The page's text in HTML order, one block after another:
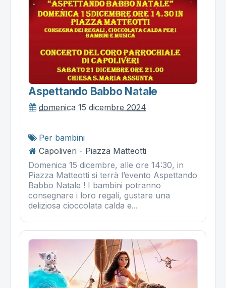
Aspettando Babbo Natale
domenica 15 dicembre 2024
Per bambini
Capoliveri - Piazza Matteotti
Domenica 15 dicembre, alle ore 14:30, in
Piazza Matteotti si terrà l’evento Aspettando
Babbo Natale ! I bambini potranno
consegnare i loro regali, gustare una
deliziosa cioccolata calda e...